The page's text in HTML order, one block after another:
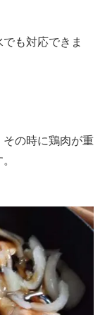
も対応できま
その時に鶏肉が重